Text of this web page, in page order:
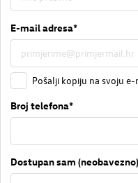
E-mail adresa*
Pošalji kopiju na svoju
Broj telefona*
Dostupan sam (neobavezno)